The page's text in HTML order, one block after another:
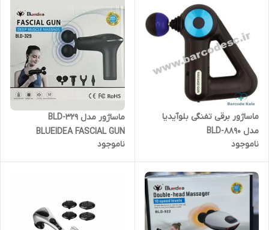
ماساژور برقی تفنگی بلوآیدیا
مدل BLD-8890
ناموجود
ماساژور مدل BLD-329
BLUEIDEA FASCIAL GUN
ناموجود